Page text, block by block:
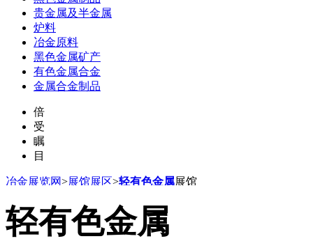
贵金属及半金属
炉料
冶金原料
黑色金属矿产
有色金属合金
金属合金制品
倍
受
瞩
目
冶金展览网>展馆展区>轻有色金属展馆
轻有色金属